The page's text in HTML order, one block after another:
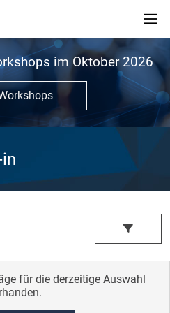
im Oktober 2026
für die derzeitige Auswahl